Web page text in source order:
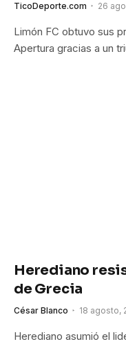
TicoDeporte.com 26
Limón FC obtuvo sus
Apertura gracias a un
Herediano
de Grecia
César Blanco 18 agosto,
Herediano asumió el